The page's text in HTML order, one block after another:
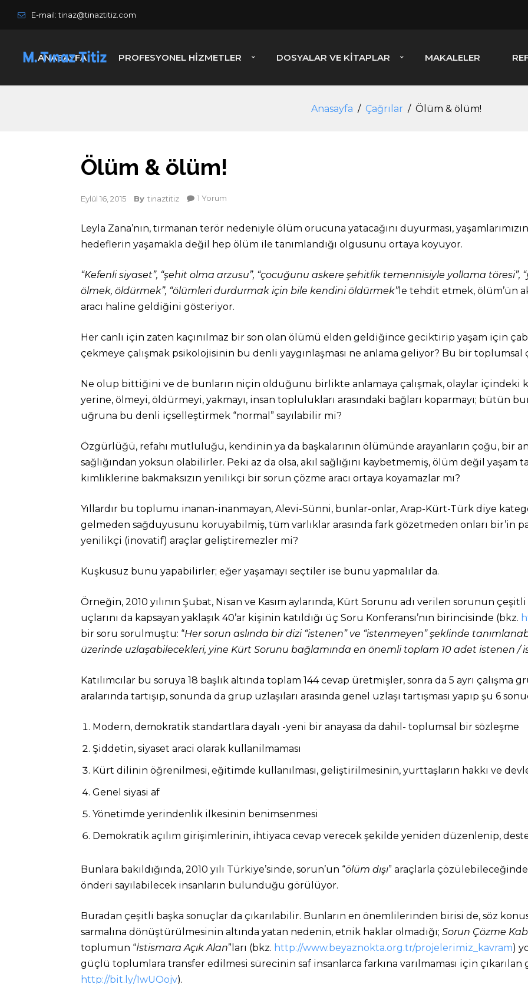
E-mail: tinaz@tinaztitiz.com
ANASAYFA PROFESYONEL HIZMETLER DOSYALAR VE KITAPLAR MAKALELER
Anasayfa / Çağrılar / Ölüm & ölüm!
Ölüm & ölüm!
Eylül 16, 2015 By tinaztitiz 1 Yorum
Leyla Zana’nın, tırmanan terör nedeniyle ölüm orucuna yatacağını duyurması,
hedeflerin yaşamakla değil hep ölüm ile tanımlandığı olgusunu ortaya koyuyor.
“Kefenli siyaset”, “şehit olma arzusu”, “çocuğunu askere şehitlik temennisiyle yollama
ölmek, öldürmek”, “ölümleri durdurmak için bile kendini öldürmek”le tehdit etmek, ölüm’ün
aracı haline geldiğini gösteriyor.
Her canlı için zaten kaçınılmaz bir son olan ölümü elden geldiğince geciktirip yaşam için
çekmeye çalışmak psikolojisinin bu denli yaygınlaşması ne anlama geliyor? Bu bir toplumsal
Ne olup bittiğini ve de bunların niçin olduğunu birlikte anlamaya çalışmak, olaylar içindeki
yerine, ölmeyi, öldürmeyi, yakmayı, insan toplulukları arasındaki bağları koparmayı; bütün
uğruna bu denli içselleştirmek “normal” sayılabilir mi?
Özgürlüğü, refahı mutluluğu, kendinin ya da başkalarının ölümünde arayanların çoğu, bir
sağlığından yoksun olabilirler. Peki az da olsa, akıl sağlığını kaybetmemiş, ölüm değil
kimliklerine bakmaksızın yenilikçi bir sorun çözme aracı ortaya koyamazlar mı?
Yıllardır bu toplumu inanan-inanmayan, Alevi-Sünni, bunlar-onlar, Arap-Kürt-Türk diye
gelmeden sağduyusunu koruyabilmiş, tüm varlıklar arasında fark gözetmeden onları bir’in
yenilikçi (inovatif) araçlar geliştiremezler mi?
Kuşkusuz bunu yapabilirler; eğer yaşamayı seçtiler ise bunu yapmalılar da.
Örneğin, 2010 yılının Şubat, Nisan ve Kasım aylarında, Kürt Sorunu adı verilen sorunun
uçlarını da kapsayan yaklaşık 40’ar kişinin katıldığı üç Soru Konferansı’nın birincisinde (bkz.
bir soru sorulmuştu: “Her sorun aslında bir dizi “istenen” ve “istenmeyen” şeklinde
üzerinde uzlaşabilecekleri, yine Kürt Sorunu bağlamında en önemli toplam 10 adet istenen /
Katılımcılar bu soruya 18 başlık altında toplam 144 cevap üretmişler, sonra da 5 ayrı
aralarında tartışıp, sonunda da grup uzlaşıları arasında genel uzlaşı tartışması yapıp şu 6
Modern, demokratik standartlara dayalı -yeni bir anayasa da dahil- toplumsal bir sözleşme
Şiddetin, siyaset araci olarak kullanilmaması
Kürt dilinin öğrenilmesi, eğitimde kullanılması, geliştirilmesinin, yurttaşların hakkı ve
Genel siyasi af
Yönetimde yerindenlik ilkesinin benimsenmesi
Demokratik açılım girişimlerinin, ihtiyaca cevap verecek şekilde yeniden düzenlenip,
Bunlara bakıldığında, 2010 yılı Türkiye’sinde, sorun’un “ölüm dışı” araçlarla
önderi sayılabilecek insanların bulunduğu görülüyor.
Buradan çeşitli başka sonuçlar da çıkarılabilir. Bunların en önemlilerinden birisi de, söz
sarmalına dönüştürülmesinin altında yatan nedenin, etnik haklar olmadığı; Sorun Çözme
toplumun “İstismara Açık Alan”ları (bkz. http://www.beyaznokta.org.tr/projelerimiz_kavram)
güçlü toplumlara transfer edilmesi sürecinin saf insanlarca farkına varılmaması için
http://bit.ly/1wUOojv).